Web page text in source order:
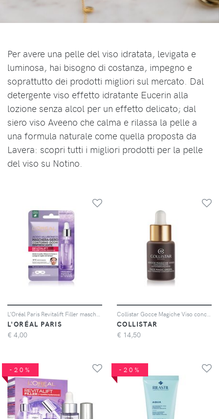
Per avere una pelle del viso idratata, levigata e
luminosa, hai bisogno di costanza, impegno e
soprattutto dei prodotti migliori sul mercato. Dal
detergente viso effetto idratante Eucerin alla
lozione senza alcol per un effetto delicato; dal
siero viso Aveeno che calma e rilassa la pelle a
una formula naturale come quella proposta da
Lavera: scopri tutti i migliori prodotti per la pelle
del viso su Notino.
L'ORÉAL PARIS
€ 4,00
COLLISTAR
€ 14,50
-20% -20%